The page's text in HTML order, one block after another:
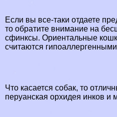
Если вы все-таки отдаете
то обратите внимание на
сфинксы. Ориентальные
считаются
Что касается собак, то
перуанская орхидея инков и